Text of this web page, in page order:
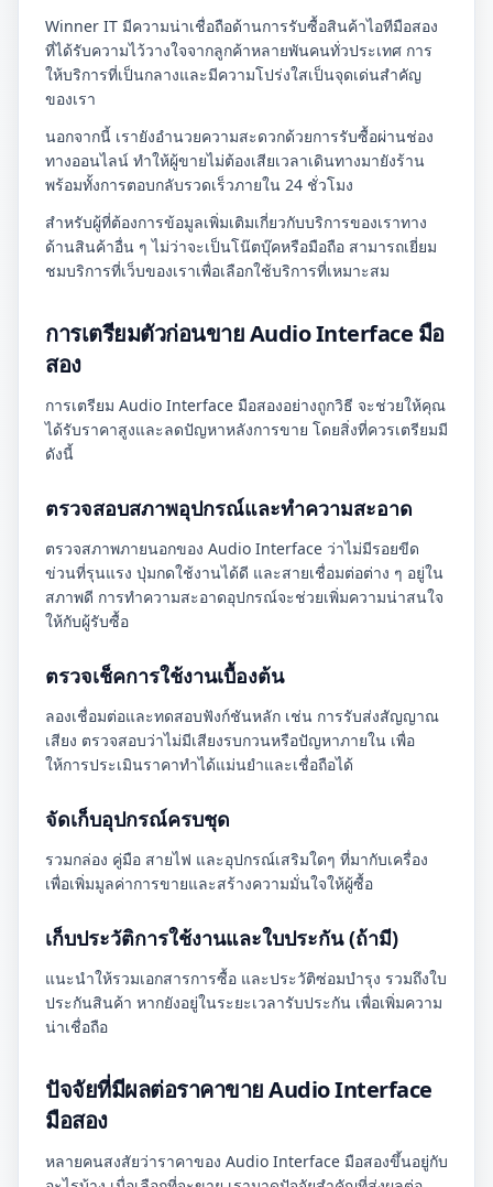
Winner IT มีความน่าเชื่อถือด้านการรับซื้อสินค้าไอทีมือสอง
ที่ได้รับความไว้วางใจจากลูกค้าหลายพันคนทั่วประเทศ การ
ให้บริการที่เป็นกลางและมีความโปร่งใสเป็นจุดเด่นสำคัญ
ของเรา
นอกจากนี้ เรายังอำนวยความสะดวกด้วยการรับซื้อผ่านช่อง
ทางออนไลน์ ทำให้ผู้ขายไม่ต้องเสียเวลาเดินทางมายังร้าน
พร้อมทั้งการตอบกลับรวดเร็วภายใน 24 ชั่วโมง
สำหรับผู้ที่ต้องการข้อมูลเพิ่มเติมเกี่ยวกับบริการของเราทาง
ด้านสินค้าอื่น ๆ ไม่ว่าจะเป็นโน๊ตบุ๊คหรือมือถือ สามารถเยี่ยม
ชมบริการที่เว็บของเราเพื่อเลือกใช้บริการที่เหมาะสม
การเตรียมตัวก่อนขาย Audio Interface มือ
สอง
การเตรียม Audio Interface มือสองอย่างถูกวิธี จะช่วยให้คุณ
ได้รับราคาสูงและลดปัญหาหลังการขาย โดยสิ่งที่ควรเตรียมมี
ดังนี้
ตรวจสอบสภาพอุปกรณ์และทำความสะอาด
ตรวจสภาพภายนอกของ Audio Interface ว่าไม่มีรอยขีด
ข่วนที่รุนแรง ปุ่มกดใช้งานได้ดี และสายเชื่อมต่อต่าง ๆ อยู่ใน
สภาพดี การทำความสะอาดอุปกรณ์จะช่วยเพิ่มความน่าสนใจ
ให้กับผู้รับซื้อ
ตรวจเช็คการใช้งานเบื้องต้น
ลองเชื่อมต่อและทดสอบฟังก์ชันหลัก เช่น การรับส่งสัญญาณ
เสียง ตรวจสอบว่าไม่มีเสียงรบกวนหรือปัญหาภายใน เพื่อ
ให้การประเมินราคาทำได้แม่นยำและเชื่อถือได้
จัดเก็บอุปกรณ์ครบชุด
รวมกล่อง คู่มือ สายไฟ และอุปกรณ์เสริมใดๆ ที่มากับเครื่อง
เพื่อเพิ่มมูลค่าการขายและสร้างความมั่นใจให้ผู้ซื้อ
เก็บประวัติการใช้งานและใบประกัน (ถ้ามี)
แนะนำให้รวมเอกสารการซื้อ และประวัติซ่อมบำรุง รวมถึงใบ
ประกันสินค้า หากยังอยู่ในระยะเวลารับประกัน เพื่อเพิ่มความ
น่าเชื่อถือ
ปัจจัยที่มีผลต่อราคาขาย Audio Interface
มือสอง
หลายคนสงสัยว่าราคาของ Audio Interface มือสองขึ้นอยู่กับ